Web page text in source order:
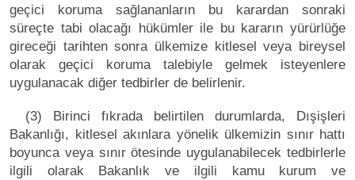
geçici koruma sağlananların bu karardan sonraki
süreçte tabi olacağı hükümler ile bu kararın yürürlüğe
gireceği tarihten sonra ülkemize kitlesel veya bireysel
olarak geçici koruma talebiyle gelmek isteyenlere
uygulanacak diğer tedbirler de belirlenir.
(3) Birinci fıkrada belirtilen durumlarda, Dışişleri
Bakanlığı, kitlesel akınlara yönelik ülkemizin sınır hattı
boyunca veya sınır ötesinde uygulanabilecek tedbirlerle
ilgili olarak Bakanlık ve ilgili kamu kurum ve